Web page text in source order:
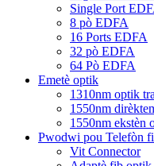
Single Port
8 pò EDFA
16 Ports EDFA
32 pò EDFA
64 Pò EDFA
Emetè optik
1310nm optik
1550nm
1550nm ekstèn
Pwodwi pou Telefòn
Vit Connector